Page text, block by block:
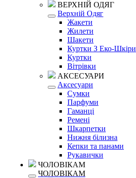
ВЕРХНІЙ ОДЯГ
Верхній Одяг
Жакети
Жилети
Шакети
Куртки З Еко-Шкіри
Куртки
Вітрівки
АКСЕСУАРИ
Аксесуари
Сумки
Парфуми
Гаманці
Ремені
Шкарпетки
Нижня білизна
Кепки та панами
Рукавички
ЧОЛОВІКАМ
ЧОЛОВІКАМ